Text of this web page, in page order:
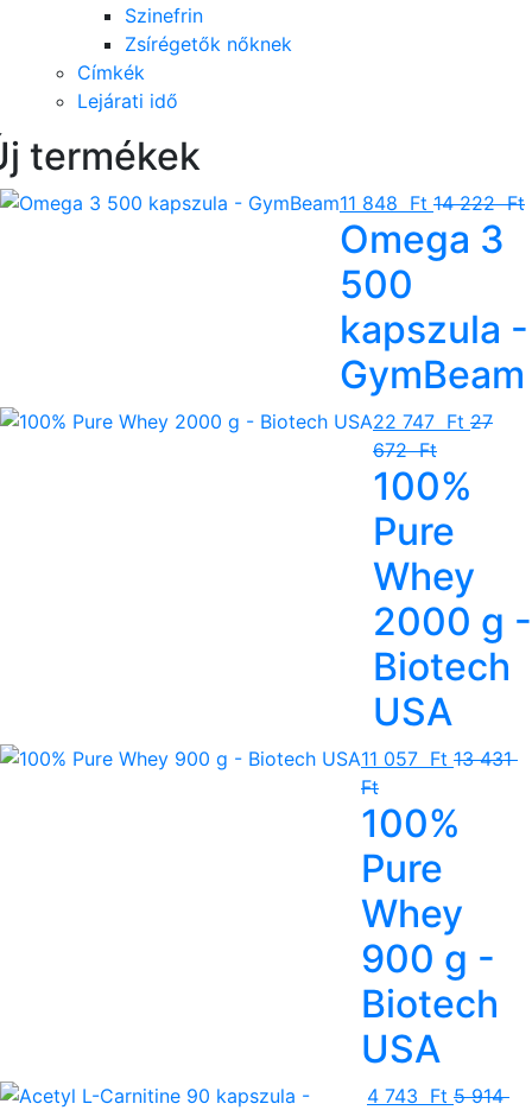
Szinefrin
Zsírégetők nőknek
Címkék
Lejárati idő
termékek
11 848 Ft 14 222 Ft
Omega 3
500
kapszula -
GymBeam
22 747 Ft 27
672 Ft
100%
Pure
Whey
2000 g -
Biotech
USA
11 057 Ft 13 431
Ft
100%
Pure
Whey
900 g -
Biotech
USA
4 743 Ft 5 914